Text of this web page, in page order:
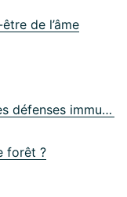
de l’âme
07 Les bains de forêt renforcent les défenses immunitaires
forêt ?